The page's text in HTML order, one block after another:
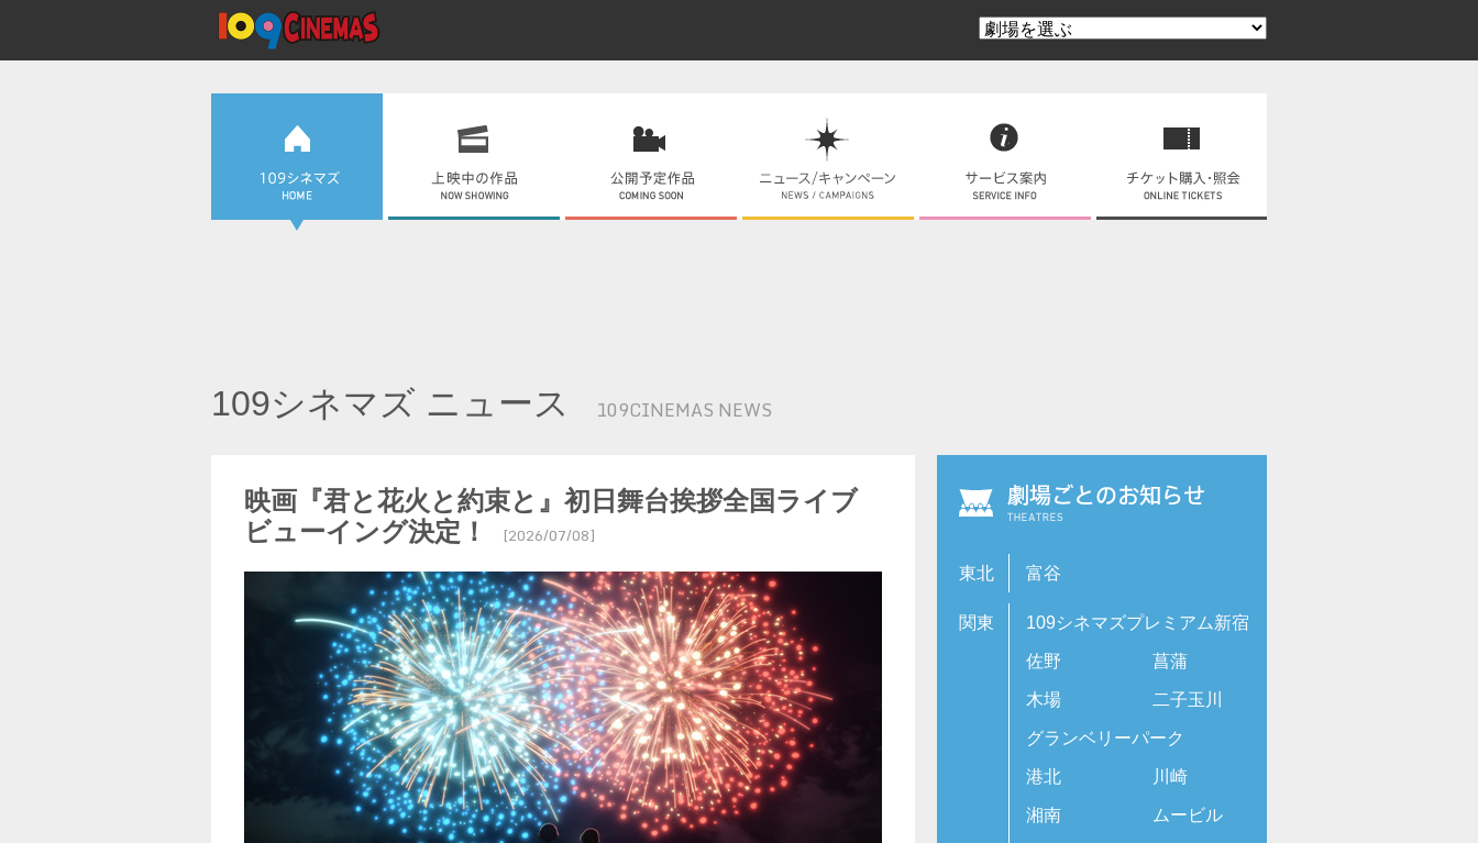
109シネマズ ニュース 109CINEMAS NEWS
映画『君と花火と約束と』初日舞台挨拶全国ライブ
ビューイング決定！
[2026/07/08]
東北 富谷
関東 109シネマズプレミアム新宿
佐野 菖蒲
木場 二子玉川
グランベリーパーク
港北 川崎
湘南 ムービル